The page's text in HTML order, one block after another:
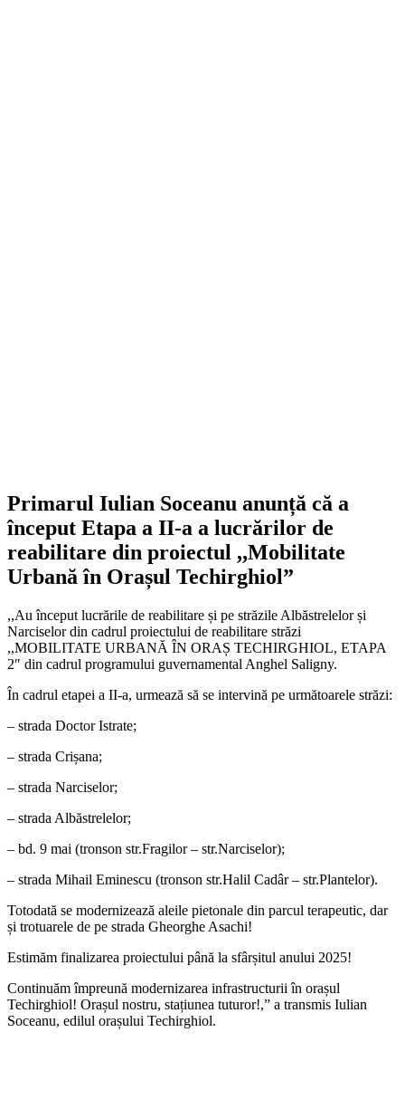
Primarul Iulian Soceanu anunță că a
început Etapa a II-a a lucrărilor de
reabilitare din proiectul ,,Mobilitate
Urbană în Orașul Techirghiol”
,,Au început lucrările de reabilitare și pe străzile Albăstrelelor și
Narciselor din cadrul proiectului de reabilitare străzi
,,MOBILITATE URBANĂ ÎN ORAȘ TECHIRGHIOL, ETAPA
2″ din cadrul programului guvernamental Anghel Saligny.
În cadrul etapei a II-a, urmează să se intervină pe următoarele străzi:
– strada Doctor Istrate;
– strada Crișana;
– strada Narciselor;
– strada Albăstrelelor;
– bd. 9 mai (tronson str.Fragilor – str.Narciselor);
– strada Mihail Eminescu (tronson str.Halil Cadâr – str.Plantelor).
Totodată se modernizează aleile pietonale din parcul terapeutic, dar
și trotuarele de pe strada Gheorghe Asachi!
Estimăm finalizarea proiectului până la sfârșitul anului 2025!
Continuăm împreună modernizarea infrastructurii în orașul
Techirghiol! Orașul nostru, stațiunea tuturor!,” a transmis Iulian
Soceanu, edilul orașului Techirghiol.